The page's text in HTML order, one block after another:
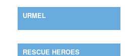
URMEL
RESCUE HEROES